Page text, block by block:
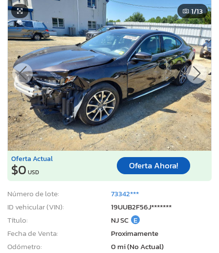
1/13
Oferta Actual
$0 USD
Oferta Ahora!
Número de lote:
73342***
ID vehicular (VIN):
19UUB2F56J*******
Título:
NJ SC E
Fecha de Venta:
Proximamente
Odómetro:
0 mi (No Actual)